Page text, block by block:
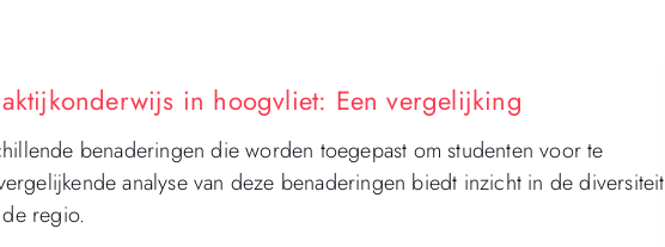
in hoogvliet: Een vergelijking
benaderingen die worden toegepast om studenten voor te
analyse van deze benaderingen biedt inzicht in de diversiteit
regio.